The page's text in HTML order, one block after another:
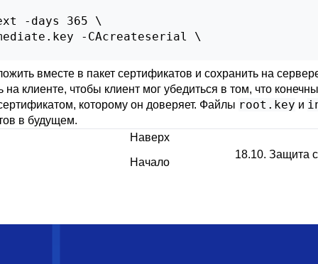
-days 365 \
-CAcreateserial \
вместе в пакет сертификатов и сохранить на
клиенте, чтобы клиент мог убедиться в том, что
которому он доверяет. Файлы root.key и
в будущем.
Наверх
Начало
18.10. Защита